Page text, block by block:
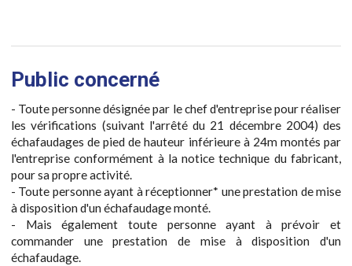
Public concerné
- Toute personne désignée par le chef d'entreprise pour réaliser
les vérifications (suivant l'arrêté du 21 décembre 2004) des
échafaudages de pied de hauteur inférieure à 24m montés par
l'entreprise conformément à la notice technique du fabricant,
pour sa propre activité.
- Toute personne ayant à réceptionner* une prestation de mise
à disposition d'un échafaudage monté.
- Mais également toute personne ayant à prévoir et
commander une prestation de mise à disposition d'un
échafaudage.